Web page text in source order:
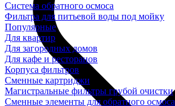
Система обратного осмоса
Фильтра для питьевой воды под мойку
Популярные
Для квартир
Для загородных домов
Для кафе и ресторанов
Корпуса фильтров
Сменные картриджи
Магистральные фильтры грубой очистки
Сменные элементы для обратного осмоса